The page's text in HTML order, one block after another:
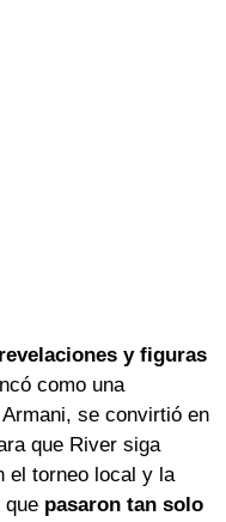
y figuras
como una
se convirtió en
que River siga
el torneo local y la
que pasaron tan solo